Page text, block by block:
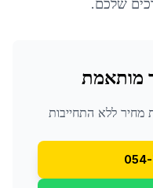
שלכם.
מותאמת
מחיר ללא התחייבות